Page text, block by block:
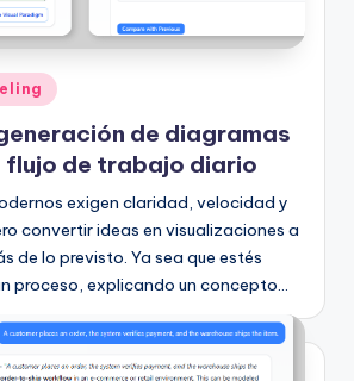
de diagramas
flujo de trabajo diario
exigen claridad, velocidad y
convertir ideas en visualizaciones a
de lo previsto. Ya sea que estés
proceso, explicando un concepto…